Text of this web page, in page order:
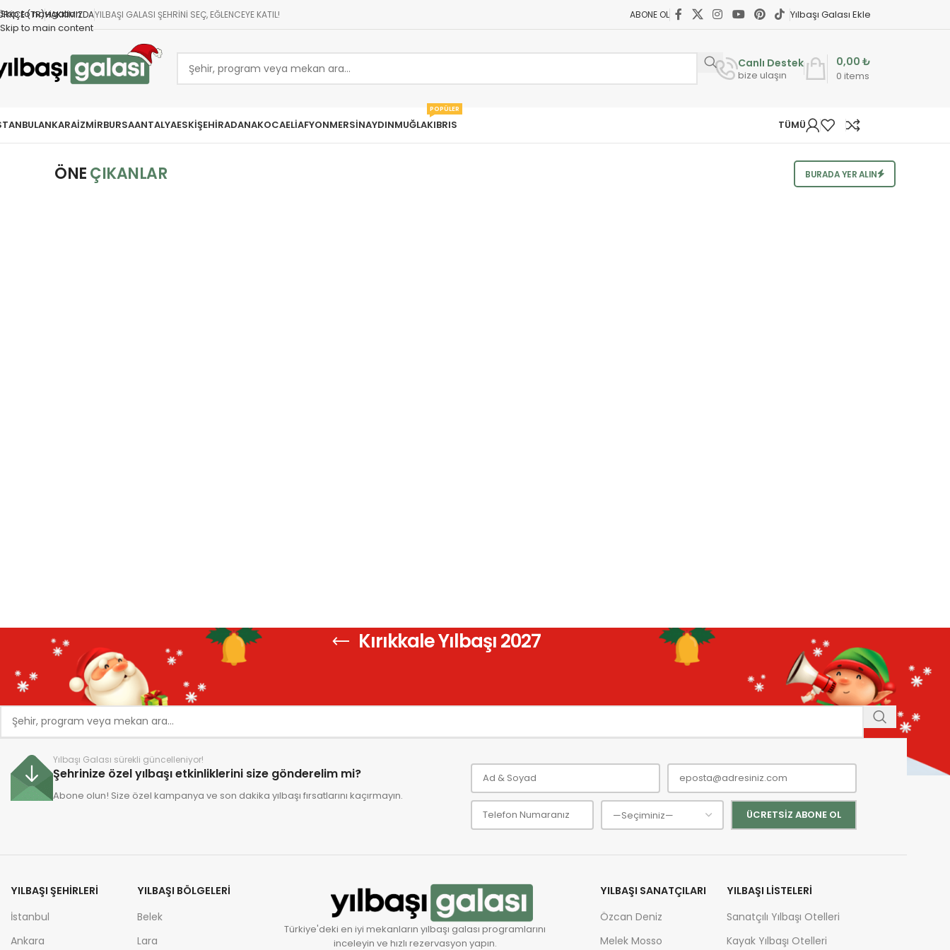
Skip to navigation
Skip to main content
(TR)HAKKIMIZDAYILBAŞI GALASI ŞEHRINI SEÇ, EĞLENCEYE KATIL! ABONE OL Yılbaşı Galası Ekle
Canlı Destek
bize ulaşın 0 items
0,00 ₺
ANKARAİZMIRBURSAANTALYAESKIŞEHIRADANAKOCAELIAFYONMERSINAYDINMUĞLAKIBRIS
POPÜLER
TÜMÜ
ÖNEÇIKANLAR BURADA YER ALIN
Kırıkkale Yılbaşı 2027
Kırıkkale
Şu anda seçiminizle eşleşen program bulunamadı. Tekrar arama yapar mısınız?
Yılbaşı Galası sürekli güncelleniyor!
Şehrinize özel yılbaşı etkinliklerini size gönderelim mi?
Abone olun! Size özel kampanya ve son dakika yılbaşı fırsatlarını kaçırmayın.
YILBAŞI ŞEHIRLERI
İstanbul
Ankara
YILBAŞI BÖLGELERI
Belek
Lara
Türkiye'deki en iyi mekanların yılbaşı galası programlarını
inceleyin ve hızlı rezervasyon yapın.
YILBAŞI SANATÇILARI
Özcan Deniz
Melek Mosso
YILBAŞI LISTELERI
Sanatçılı Yılbaşı Otelleri
Kayak Yılbaşı Otelleri